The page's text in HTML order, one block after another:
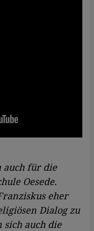
auch für die
Oesede.
eher
Dialogzu
sich auch die